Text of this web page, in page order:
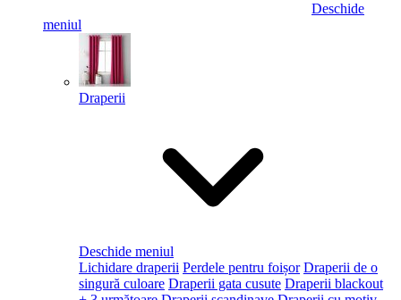
Deschide
meniul
Draperii
Deschide meniul
Lichidare draperii Perdele pentru foișor Draperii de o
singură culoare Draperii gata cusute Draperii blackout